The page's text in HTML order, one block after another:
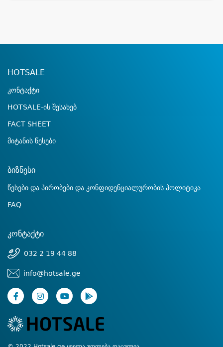
HOTSALE
კონტაქტი
HOTSALE-ის შესახებ
FACT SHEET
მიტანის წესები
ბიზნესი
წესები და პირობები და კონფიდენციალურობის პოლიტიკა
FAQ
კონტაქტი
032 2 19 44 88
info@hotsale.ge